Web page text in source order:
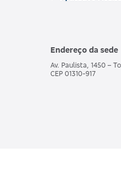
Endereço da sede
Av. Paulista, 1450 –
CEP 01310-917